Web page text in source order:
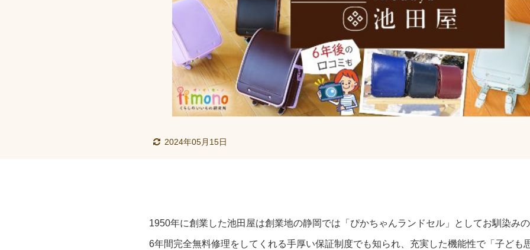
2024年05月15日
1950年に創業した池田屋は創業地の静岡では「ぴかちゃんランドセル」としてお馴染み
6年間完全無料修理をしてくれる手厚い保証制度でも知られ、充実した機能性で「子ども